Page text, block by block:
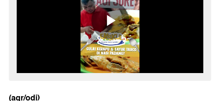
(aqr/odi)